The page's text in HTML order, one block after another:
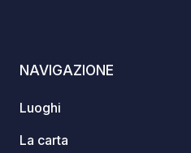
NAVIGAZIONE
Luoghi
La carta